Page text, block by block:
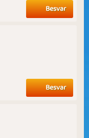
Besvar
Besvar